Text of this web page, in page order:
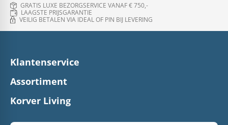
GRATIS LUXE BEZORGSERVICE VANAF € 750,-
LAAGSTE PRIJSGARANTIE
VEILIG BETALEN VIA IDEAL OF PIN BIJ LEVERING
Klantenservice
Assortiment
Korver Living